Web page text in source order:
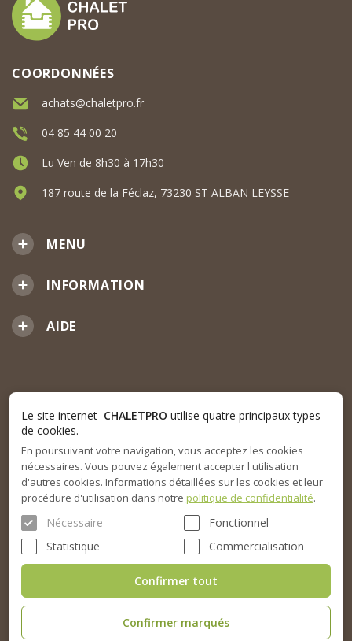
MENU
INFORMATION
AIDE
COORDONNÉES
achats@chaletpro.fr
04 85 44 00 20
Lu Ven de 8h30 à 17h30
187 route de la Féclaz, 73230 ST ALBAN LEYSSE
Le site internet CHALETPRO utilise quatre principaux types
de cookies.
En poursuivant votre navigation, vous acceptez les cookies
nécessaires. Vous pouvez également accepter l'utilisation
d'autres cookies. Informations détaillées sur les cookies et leur
procédure d'utilisation dans notre politique de confidentialité.
Nécessaire
Fonctionnel
Statistique
Commercialisation
Confirmer marqués
Confirmer tout